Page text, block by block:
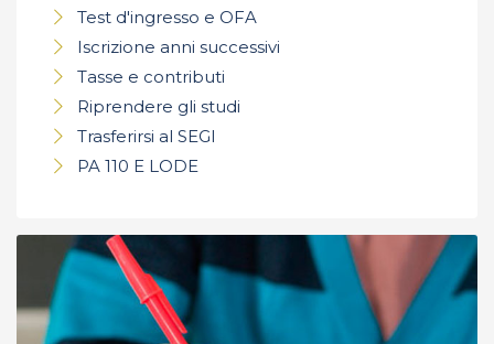
Test d'ingresso e OFA
Iscrizione anni successivi
Tasse e contributi
Riprendere gli studi
Trasferirsi al SEGI
PA 110 E LODE